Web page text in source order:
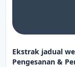
Ekstrak jadual
Pengesanan &